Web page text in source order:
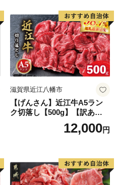
気】(H083106)
滋賀県近江八幡市
【げんさん】近江牛A5ラン
ク切落し【500g】【訳あり】
12,000円